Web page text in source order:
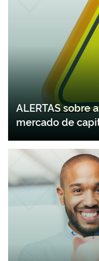
ALERTAS sobre
mercado de